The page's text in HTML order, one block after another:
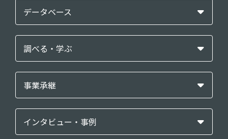
データベース
調べる・学ぶ
事業承継
インタビュー・事例